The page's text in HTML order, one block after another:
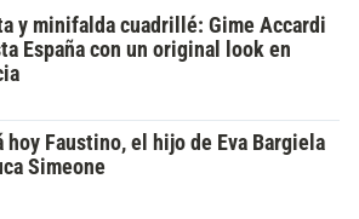
y minifalda cuadrillé: Gime Accardi
España con un original look en
hoy Faustino, el hijo de Eva Bargiela
Simeone